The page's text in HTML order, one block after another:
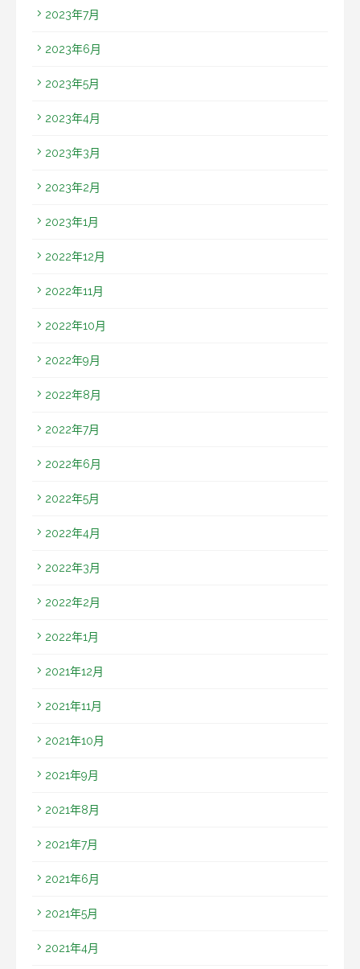
2023年7月
2023年6月
2023年5月
2023年4月
2023年3月
2023年2月
2023年1月
2022年12月
2022年11月
2022年10月
2022年9月
2022年8月
2022年7月
2022年6月
2022年5月
2022年4月
2022年3月
2022年2月
2022年1月
2021年12月
2021年11月
2021年10月
2021年9月
2021年8月
2021年7月
2021年6月
2021年5月
2021年4月